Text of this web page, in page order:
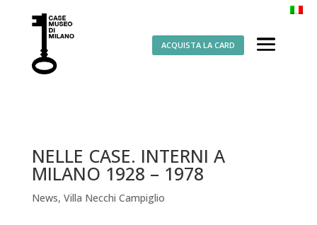
ACQUISTA LA CARD
NELLE CASE. INTERNI A
MILANO 1928 – 1978
News, Villa Necchi Campiglio